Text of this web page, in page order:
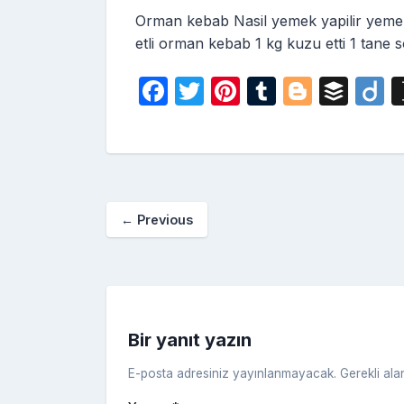
Orman kebab Nasil yemek yapilir
etli orman kebab 1 kg kuzu etti 1 tane
F
c
b
o
T
itt
Pi
er
T
m
Bl
g
B
fe o
← Previous
Bir yanıt yazın
E-posta adresiniz yayınlanmayacak. Gerekli